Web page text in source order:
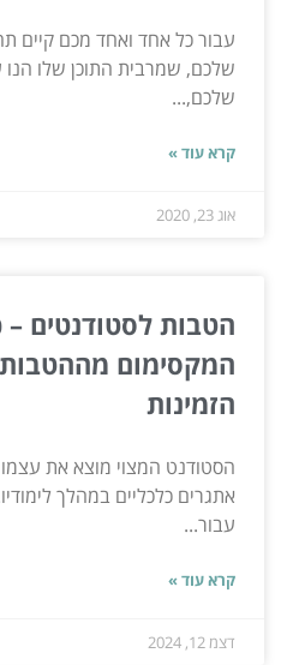
עבור כל אחד ואחד מכם קיים
שלכם, שמרבית התוכן שלו
שלכם,...
קרא עוד »
אוג 23, 2020
הטבות לסטודנטים
המקסימום
הזמינות
הסטודנט המצוי מוצא את
אתגרים כלכליים במהלך
עבור...
קרא עוד »
דצמ 12, 2024